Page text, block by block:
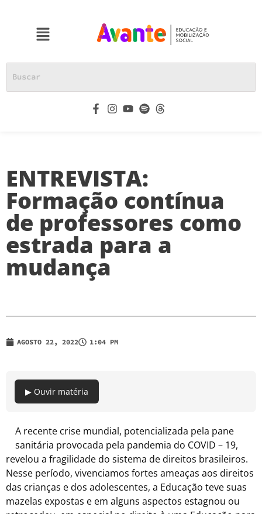
ENTREVISTA:
Formação contínua
de professores como
estrada para a
mudança
AGOSTO 22, 2022 1:04 PM
▶ Ouvir matéria
A recente crise mundial, potencializada pela pane
sanitária provocada pela pandemia do COVID – 19,
revelou a fragilidade do sistema de direitos brasileiros.
Nesse período, vivenciamos fortes ameaças aos direitos
das crianças e dos adolescentes, a Educação teve suas
mazelas expostas e em alguns aspectos estagnou ou